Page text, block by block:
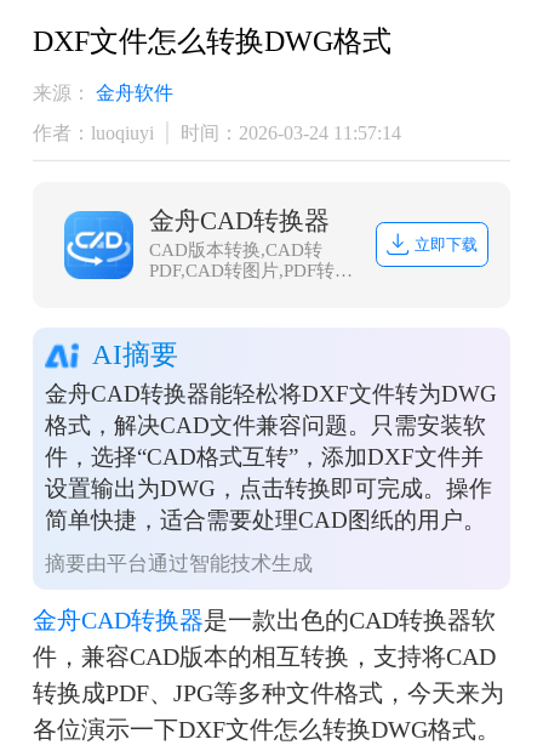
DXF文件怎么转换DWG格式
来源：
金舟软件
作者：luoqiuyi
时间：2026-03-24 11:57:14
金舟CAD转换器
CAD版本转换,CAD转
PDF,CAD转图片,PDF转
转；金舟CAD转换器是一
款CAD文件转换处理软
件， 操作简便，软件界面
简洁明了，可一键批量一
键操作；转换速度快，为
CAD文件工作者提供便捷
的CAD文件处理方案，更
效率办公，本地完成转
换，更安全。
立即下载
AI摘要
金舟CAD转换器能轻松将DXF文件转为DWG
格式，解决CAD文件兼容问题。只需安装软
件，选择“CAD格式互转”，添加DXF文件并
设置输出为DWG，点击转换即可完成。操作
简单快捷，适合需要处理CAD图纸的用户。
摘要由平台通过智能技术生成
金舟CAD转换器是一款出色的CAD转换器软
件，兼容CAD版本的相互转换，支持将CAD
转换成PDF、JPG等多种文件格式，今天来为
各位演示一下DXF文件怎么转换DWG格式。